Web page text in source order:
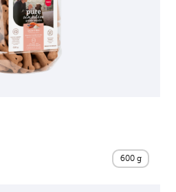
600 g